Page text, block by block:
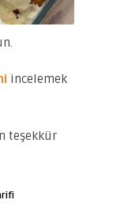
incelemek
teşekkür